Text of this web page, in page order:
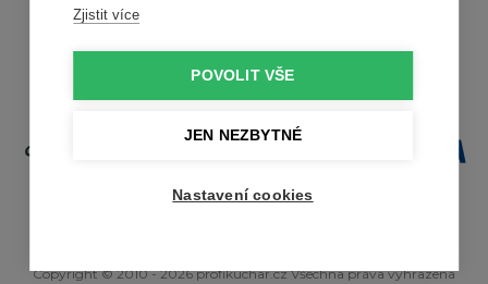
Copyright © 2010 - 2026 profikuchar.cz Všechna práva vyhrazena
Zjistit více
POVOLIT VŠE
JEN NEZBYTNÉ
Nastavení cookies